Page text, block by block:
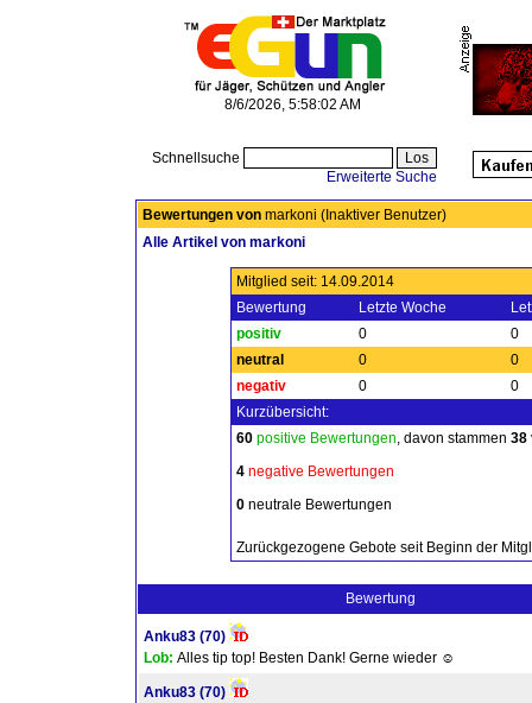
8/6/2026, 5:58:02 AM
Schnellsuche
Erweiterte Suche
Bewertungen von markoni (Inaktiver Benutzer)
Alle Artikel von markoni
Mitglied seit: 14.09.2014
Bewertung
Letzte Woche
positiv
0
0
neutral
0
0
negativ
0
0
Kurzübersicht:
60 positive Bewertungen, davon stammen 38
4 negative Bewertungen
0 neutrale Bewertungen
Zurückgezogene Gebote seit Beginn der
Bewertung
Anku83 (70)
Lob: Alles tip top! Besten Dank! Gerne wieder ☺
Anku83 (70)